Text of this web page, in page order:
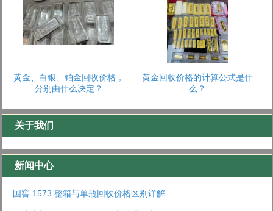
黄金、白银、铂金回收价格，
分别由什么决定？
黄金回收价格的计算公式是什
么？
关于我们
新闻中心
国窖 1573 整箱与单瓶回收价格区别详解